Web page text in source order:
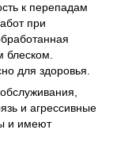
к перепадам
при
блеском.
для здоровья.
и агрессивные
и имеют